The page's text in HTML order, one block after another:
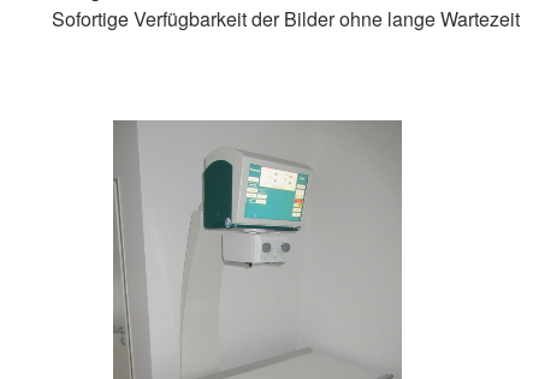
Sofortige Verfügbarkeit der Bilder ohne lange Wartezeit